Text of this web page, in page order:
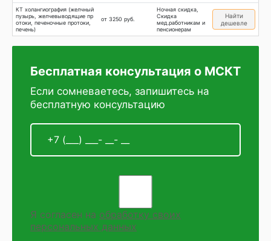
КТ холангиография (желчный
пузырь, желчевыводящие пр
отоки, печеночные протоки,
печень)
от 3250 руб.
Ночная скидка,
Скидка
мед.работникам и
пенсионерам
Найти
дешевле
Бесплатная консультация о МСКТ
Если сомневаетесь, запишитесь на
бесплатную консультацию
Я согласен на обработку своих
персональных данных